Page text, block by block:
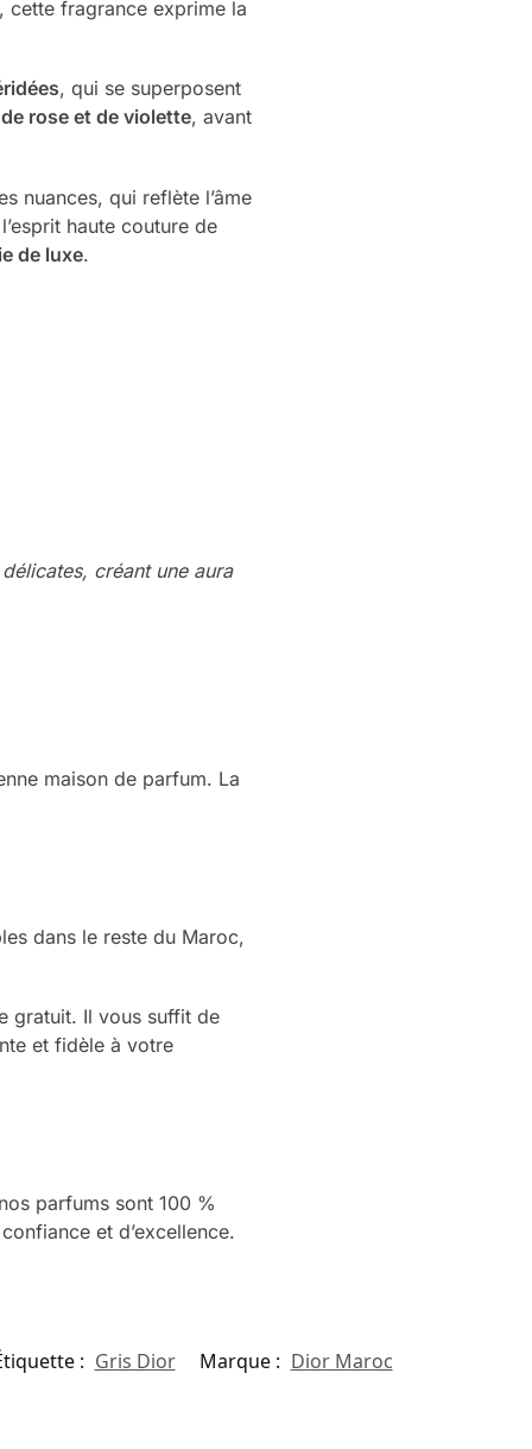
cette fragrance exprime la
, qui se superposent
rose et de violette, avant
nuances, qui reflète l’âme
haute couture de
de luxe.
créant une aura
maison de parfum. La
dans le reste du Maroc,
gratuit. Il vous suffit de
et fidèle à votre
parfums sont 100 %
et d’excellence.
: Gris Dior Marque : Dior Maroc